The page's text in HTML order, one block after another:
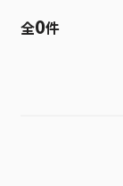
全0件